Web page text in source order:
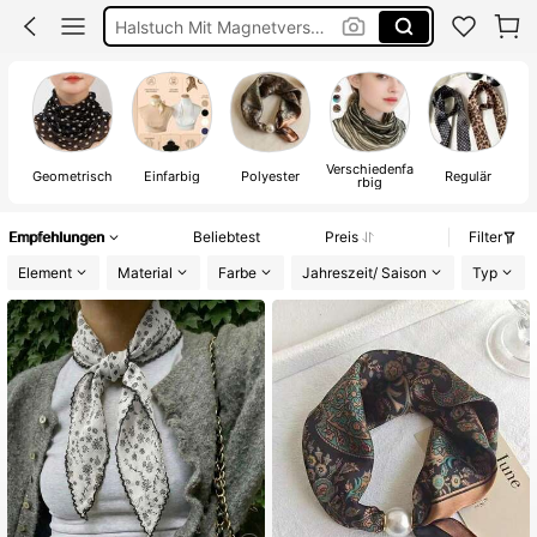
Loopschal Damen
Halstuch
Geometrisch Einfarbig Polyester Verschiedenfa
rbig Regulär
Empfehlungen Beliebtest Preis
Filter
Element
Material Farbe Jahreszeit/ Saison Typ